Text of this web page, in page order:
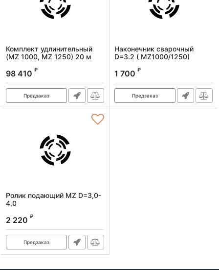
Комплект удлинительный
(MZ 1000, MZ 1250) 20 м
99003
98 410 ₽
Предзаказ
Наконечник сварочный
D=3.2 ( MZ1000/1250)
Артикул:
1 700 ₽
Предзаказ
Ролик подающий MZ D=3,0-
4,0
88278
2 220 ₽
Предзаказ